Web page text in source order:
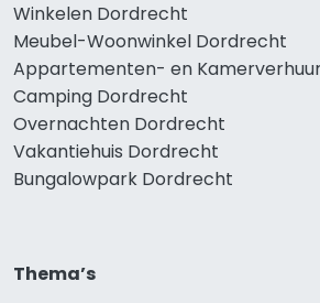
Winkelen Dordrecht
Meubel-Woonwinkel Dordrecht
Appartementen- en
Camping Dordrecht
Overnachten Dordrecht
Vakantiehuis Dordrecht
Bungalowpark Dordrecht
Thema’s